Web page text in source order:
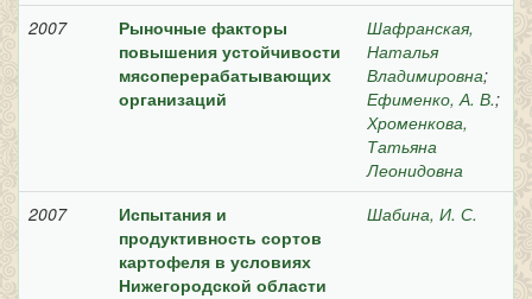
2007
Рыночные факторы
повышения устойчивости
мясоперерабатывающих
организаций
Шафранская,
Наталья
Владимировна;
Ефименко, А. В.;
Хроменкова,
Татьяна
Леонидовна
2007
Испытания и
продуктивность сортов
картофеля в условиях
Нижегородской области
Шабина, И. С.